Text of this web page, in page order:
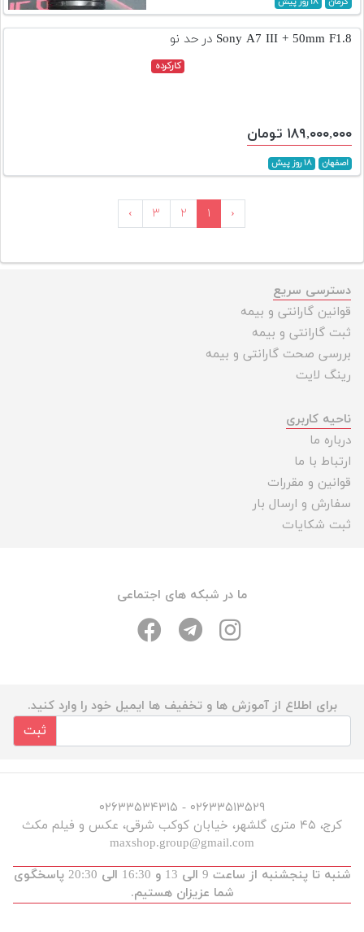
Sony A7 III + 50mm F1.8 در حد نو
کارکرده
۱۸۹,۰۰۰,۰۰۰ تومان
اصفهان ۱۸ روز پیش
‹ ۱ ۲ ۳ ›
دسترسی سریع
قوانین گارانتی و بیمه
ثبت گارانتی و بیمه
بررسی صحت گارانتی و بیمه
رینگ لایت
ناحیه کاربری
درباره ما
ارتباط با ما
قوانین و مقررات
سفارش و ارسال بار
ثبت شکایات
ما در شبکه های اجتماعی
برای اطلاع از آموزش ها و تخفیف ها ایمیل خود را وارد کنید.
ثبت
۰۲۶۳۳۵۱۳۵۲۹ - ۰۲۶۳۳۵۳۴۳۱۵
کرج، ۴۵ متری گلشهر، خیابان کوکب شرقی، عکس و فیلم مکث
maxshop.group@gmail.com
شنبه تا پنجشنبه از ساعت 9 الی 13 و 16:30 الی 20:30 پاسخگوی
شما عزیزان هستیم.